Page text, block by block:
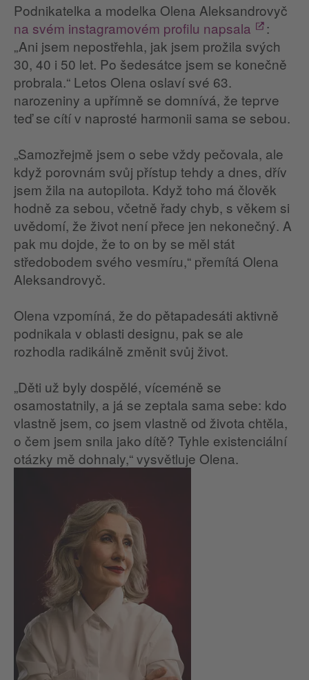
Podnikatelka a modelka Olena Aleksandrovyč
na svém instagramovém profilu napsala
:
„Ani jsem nepostřehla, jak jsem prožila svých
30, 40 i 50 let. Po šedesátce jsem se konečně
probrala.“ Letos Olena oslaví své 63.
narozeniny a upřímně se domnívá, že teprve
teď se cítí v naprosté harmonii sama se sebou.
„Samozřejmě jsem o sebe vždy pečovala, ale
když porovnám svůj přístup tehdy a dnes, dřív
jsem žila na autopilota. Když toho má člověk
hodně za sebou, včetně řady chyb, s věkem si
uvědomí, že život není přece jen nekonečný. A
pak mu dojde, že to on by se měl stát
středobodem svého vesmíru,“ přemítá Olena
Aleksandrovyč.
Olena vzpomíná, že do pětapadesáti aktivně
podnikala v oblasti designu, pak se ale
rozhodla radikálně změnit svůj život.
„Děti už byly dospělé, víceméně se
osamostatnily, a já se zeptala sama sebe: kdo
vlastně jsem, co jsem vlastně od života chtěla,
o čem jsem snila jako dítě? Tyhle existenciální
otázky mě dohnaly,“ vysvětluje Olena.